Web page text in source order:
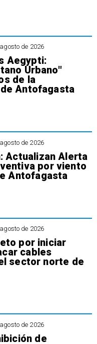
de 2026
Aegypti:
Urbano"
de la
Antofagasta
de 2026
Actualizan Alerta
por viento
Antofagasta
de 2026
por iniciar
cables
sector norte de
de 2026
de